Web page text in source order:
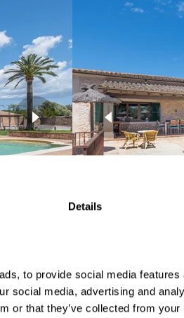
Details
to provide social media
social media, advertising and
or that they’ve collected from
FINCA IN